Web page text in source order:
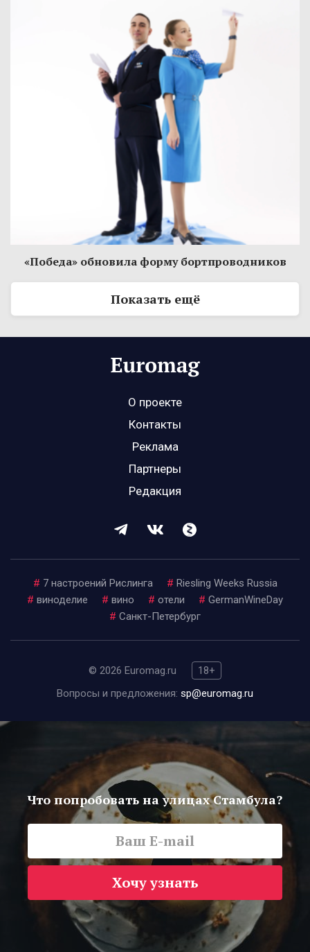
«Победа» обновила форму бортпроводников
Показать ещё
О проекте
Контакты
Реклама
Партнеры
Редакция
# 7 настроений Рислинга # Riesling Weeks Russia
# виноделие # вино # отели # GermanWineDay
# Санкт-Петербург
© 2026 Euromag.ru
18+
Вопросы и предложения: sp@euromag.ru
Что попробовать на улицах Стамбула?
Хочу узнать